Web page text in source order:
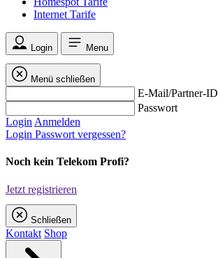
Internet Tarife
Login Menu
Menü schließen
E-Mail/Partner-ID
Passwort
Login Anmelden
Login Passwort vergessen?
Noch kein Telekom Profi?
Jetzt registrieren
Schließen
Kontakt Shop